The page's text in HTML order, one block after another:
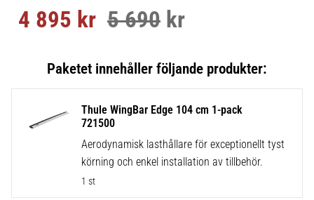
Nedsatt pris:
4 895 kr Ordinarie pris:
5 690 kr
Thule WingBar Edge 104 cm 1-pack
721500
Aerodynamisk lasthållare för exceptionellt tyst
körning och enkel installation av tillbehör.
1 st